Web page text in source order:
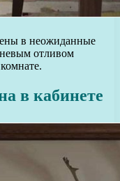
в неожиданные
отливом
в кабинете